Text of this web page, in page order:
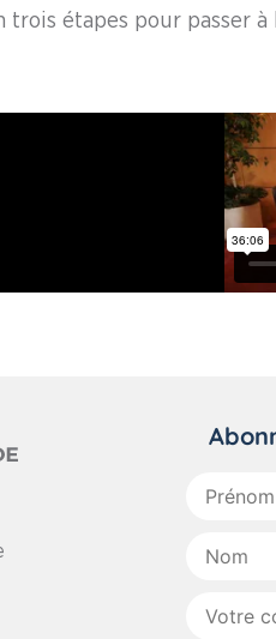
trois étapes pour passer à
courriel